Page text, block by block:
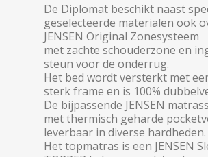
De Diplomat beschikt naast
geselecteerde materialen ook
JENSEN Original Zonesysteem
met zachte schouderzone en
steun voor de onderrug.
Het bed wordt versterkt met
sterk frame en is 100%
De bijpassende JENSEN
met thermisch geharde
leverbaar in diverse hardheden.
Het topmatras is een JENSEN